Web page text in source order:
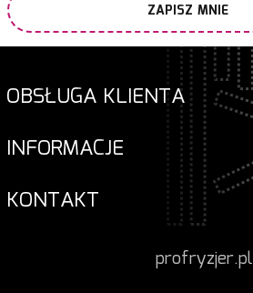
ZAPISZ MNIE
OBSŁUGA KLIENTA
INFORMACJE
KONTAKT
profryzjer.pl